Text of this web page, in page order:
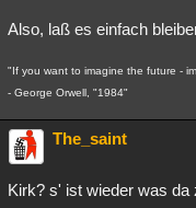
Also, laß es einfach
"If you want to imagine the future -
- George Orwell, "1984"
The_saint
Kirk? s' ist wieder was da